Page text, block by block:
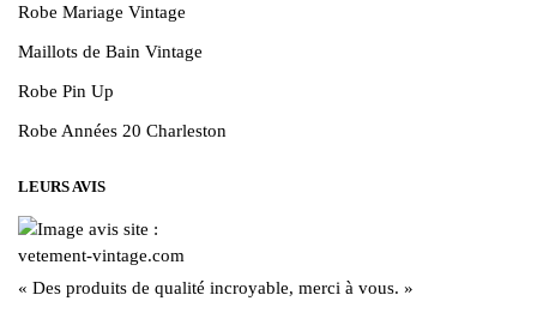
Robe Mariage Vintage
Maillots de Bain Vintage
Robe Pin Up
Robe Années 20 Charleston
LEURS AVIS
« Des produits de qualité incroyable, merci à vous. »